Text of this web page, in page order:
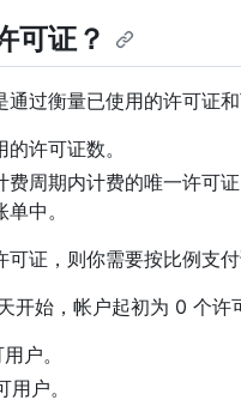
可证？
通过衡量已使用的许可证
许可证数。
周期内计费的唯一许可
中。
证，则你需要按比例支
始，帐户起初为 0 个许
户。
户。